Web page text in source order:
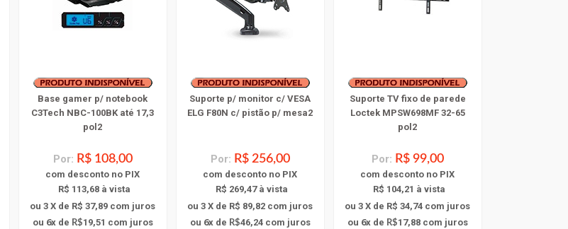
Base gamer p/ notebook
C3Tech NBC-100BK até 17,3
pol2
Por: R$ 108,00
com desconto no PIX
R$ 113,68 à vista
ou 3 X de R$ 37,89 com juros
ou 6x de R$19,51 com juros
Suporte p/ monitor c/ VESA
ELG F80N c/ pistão p/ mesa2
Por: R$ 256,00
com desconto no PIX
R$ 269,47 à vista
ou 3 X de R$ 89,82 com juros
ou 6x de R$46,24com juros
Suporte TV fixo de parede
Loctek MPSW698MF 32-65
pol2
Por: R$ 99,00
com desconto no PIX
R$ 104,21 à vista
ou 3 X de R$ 34,74 com juros
ou 6x de R$17,88com juros